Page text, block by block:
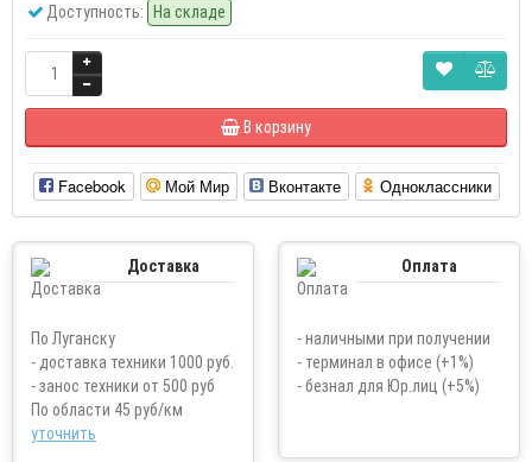
Доступность: На складе
В корзину
Facebook Мой Мир Вконтакте Одноклассники
Доставка
По Луганску
- доставка техники 1000 руб.
- занос техники от 500 руб
По области 45 руб/км
уточнить
Оплата
- наличными при получении
- терминал в офисе (+1%)
- безнал для Юр.лиц (+5%)